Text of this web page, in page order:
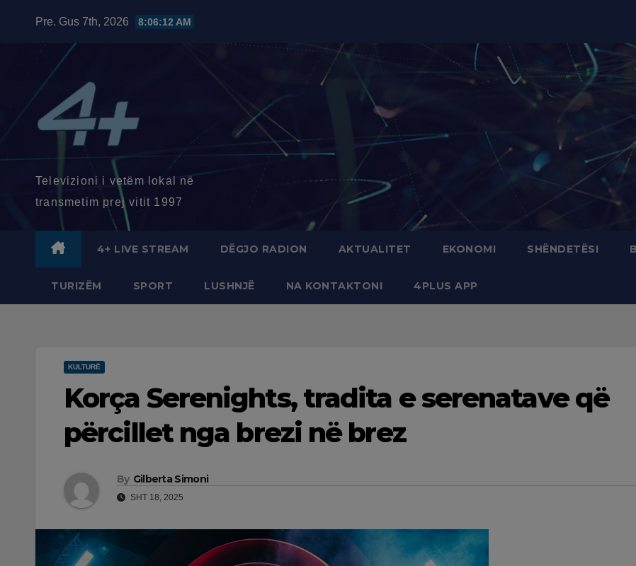
Pre. Gus 7th, 2026 8:06:13 AM
Televizioni i vetëm lokal në
transmetim prej vitit 1997
4+ LIVE STREAM DËGJO RADION AKTUALITET EKONOMI SHËNDETËSI
TURIZËM SPORT LUSHNJË NA KONTAKTONI 4PLUS APP
KULTURË
Korça Serenights, tradita e serenatave që
përcillet nga brezi në brez
By Gilberta Simoni
SHT 18, 2025